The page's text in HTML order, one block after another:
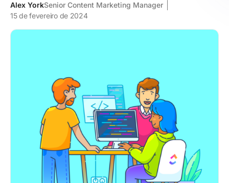
Alex YorkSenior Content Marketing Manager
15 de fevereiro de 2024